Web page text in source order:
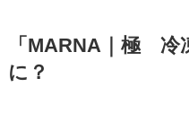
「MARNA｜極 冷
に？